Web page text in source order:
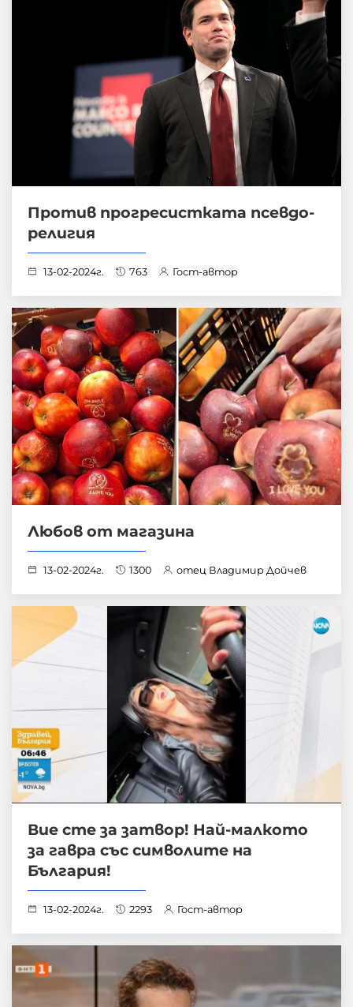
Против прогресистката псевдо-
религия
13-02-2024г. 763 Гост-автор
Любов от магазина
13-02-2024г. 1300 отец Владимир Дойчев
Вие сте за затвор! Най-малкото
за гавра със символите на
България!
13-02-2024г. 2293 Гост-автор